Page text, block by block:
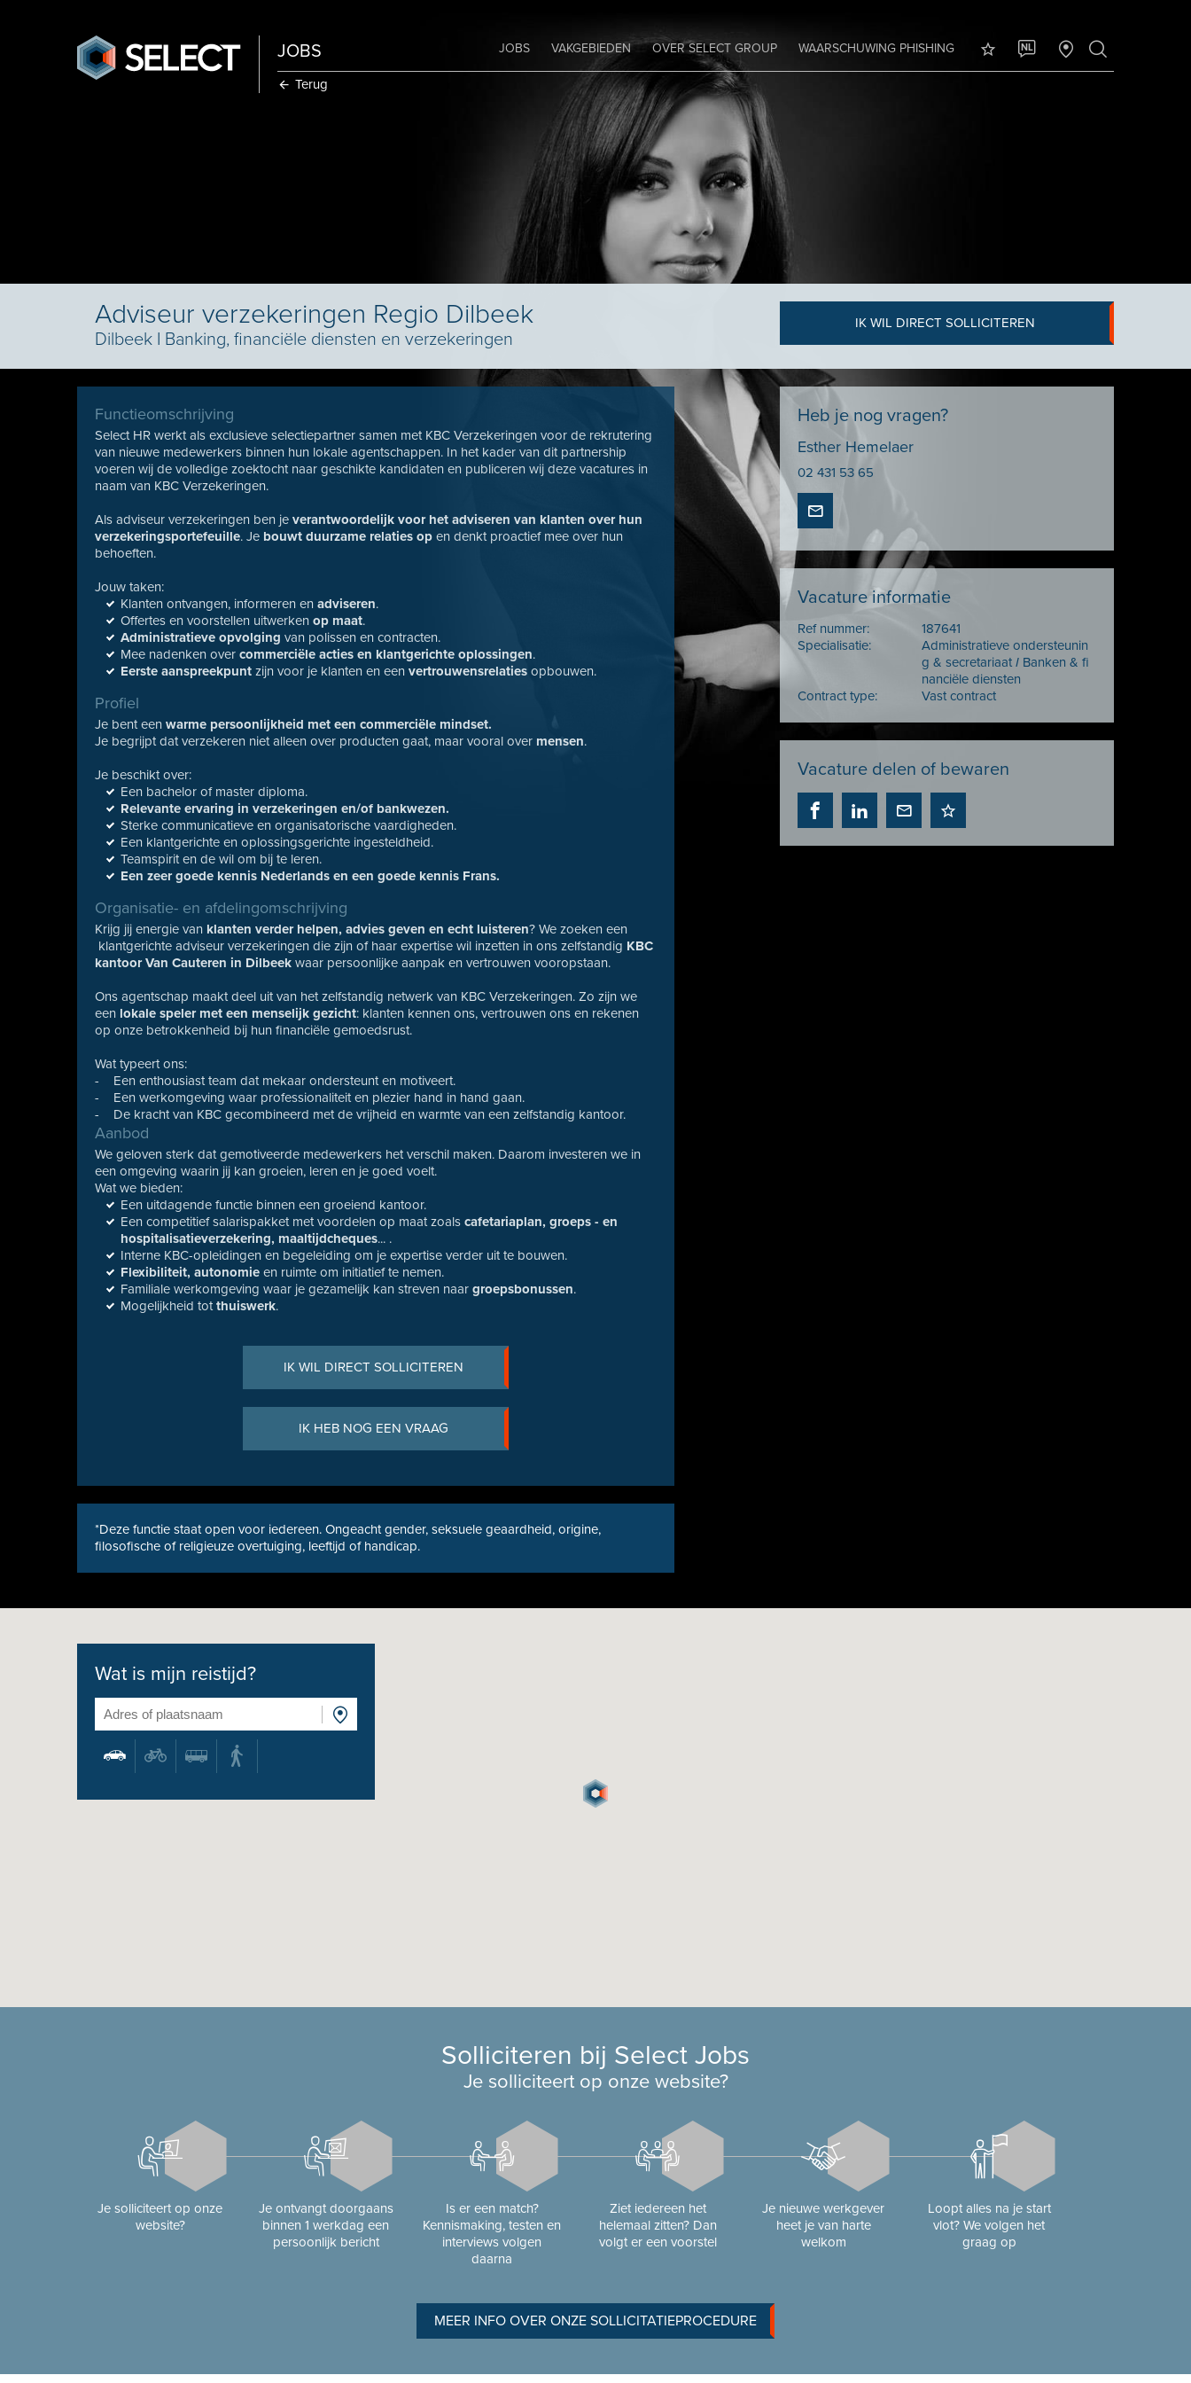
JOBS JOBS VAKGEBIEDEN OVER SELECT GROUP WAARSCHUWING PHISHING NL
Terug
Adviseur verzekeringen Regio Dilbeek
Dilbeek I Banking, financiële diensten en verzekeringen
IK WIL DIRECT SOLLICITEREN
Functieomschrijving
Select HR werkt als exclusieve selectiepartner samen met KBC Verzekeringen voor de rekrutering
van nieuwe medewerkers binnen hun lokale agentschappen. In het kader van dit partnership
voeren wij de volledige zoektocht naar geschikte kandidaten en publiceren wij deze vacatures in
naam van KBC Verzekeringen.
Als adviseur verzekeringen ben jeverantwoordelijk voor het adviseren van klanten over hun
verzekeringsportefeuille. Je bouwt duurzame relaties op en denkt proactief mee over hun
behoeften.
Jouw taken:
Klanten ontvangen, informeren enadviseren.
Offertes en voorstellen uitwerkenop maat.
Administratieve opvolging van polissen en contracten.
Mee nadenken overcommerciële acties en klantgerichte oplossingen.
Eerste aanspreekpunt zijn voor je klanten en eenvertrouwensrelaties opbouwen.
Profiel
Je bent eenwarme persoonlijkheid met een commerciële mindset.
Je begrijpt dat verzekeren niet alleen over producten gaat, maar vooral over mensen.
Je beschikt over:
Een bachelor of master diploma.
Relevante ervaring in verzekeringen en/of bankwezen.
Sterke communicatieve en organisatorische vaardigheden.
Een klantgerichte en oplossingsgerichte ingesteldheid.
Teamspirit en de wil om bij te leren.
Een zeer goede kennis Nederlands en een goede kennis Frans.
Organisatie- en afdelingomschrijving
Krijg jij energie van klanten verder helpen, advies geven en echt luisteren? We zoeken een
klantgerichte adviseur verzekeringen die zijn of haar expertise wil inzetten in ons zelfstandig KBC
kantoor Van Cauteren in Dilbeek waar persoonlijke aanpak en vertrouwen vooropstaan.
Ons agentschap maakt deel uit van het zelfstandig netwerk van KBC Verzekeringen. Zo zijn we
een lokale speler met een menselijk gezicht: klanten kennen ons, vertrouwen ons en rekenen
op onze betrokkenheid bij hun financiële gemoedsrust.
Wat typeert ons:
- Een enthousiast team dat mekaar ondersteunt en motiveert.
- Een werkomgeving waar professionaliteit en plezier hand in hand gaan.
- De kracht van KBC gecombineerd met de vrijheid en warmte van een zelfstandig kantoor.
Aanbod
We geloven sterk dat gemotiveerde medewerkers het verschil maken. Daarom investeren we in
een omgeving waarin jij kan groeien, leren en je goed voelt.
Wat we bieden:
Een uitdagende functie binnen een groeiend kantoor.
Een competitief salarispakket met voordelen op maat zoalscafetariaplan, groeps - en
hospitalisatieverzekering, maaltijdcheques... .
Interne KBC-opleidingen en begeleiding om je expertise verder uit te bouwen.
Flexibiliteit, autonomie en ruimte om initiatief te nemen.
Familiale werkomgeving waar je gezamelijk kan streven naargroepsbonussen.
Mogelijkheid totthuiswerk.
IK WIL DIRECT SOLLICITEREN
IK HEB NOG EEN VRAAG
*Deze functie staat open voor iedereen. Ongeacht gender, seksuele geaardheid, origine,
filosofische of religieuze overtuiging, leeftijd of handicap.
Heb je nog vragen?
Esther Hemelaer
02 431 53 65
Vacature informatie
Ref nummer:
187641
Specialisatie:
Administratieve ondersteunin
g & secretariaatI Banken & fi
nanciële diensten
Contract type:
Vast contract
Vacature delen of bewaren
Wat is mijn reistijd?
Solliciteren bij Select Jobs
Je solliciteert op onze website?
Je solliciteert op onze
website?
Je ontvangt doorgaans
binnen 1 werkdag een
persoonlijk bericht
Is er een match?
Kennismaking, testen en
interviews volgen
daarna
Ziet iedereen het
helemaal zitten? Dan
volgt er een voorstel
Je nieuwe werkgever
heet je van harte
welkom
Loopt alles na je start
vlot? We volgen het
graag op
MEER INFO OVER ONZE SOLLICITATIEPROCEDURE